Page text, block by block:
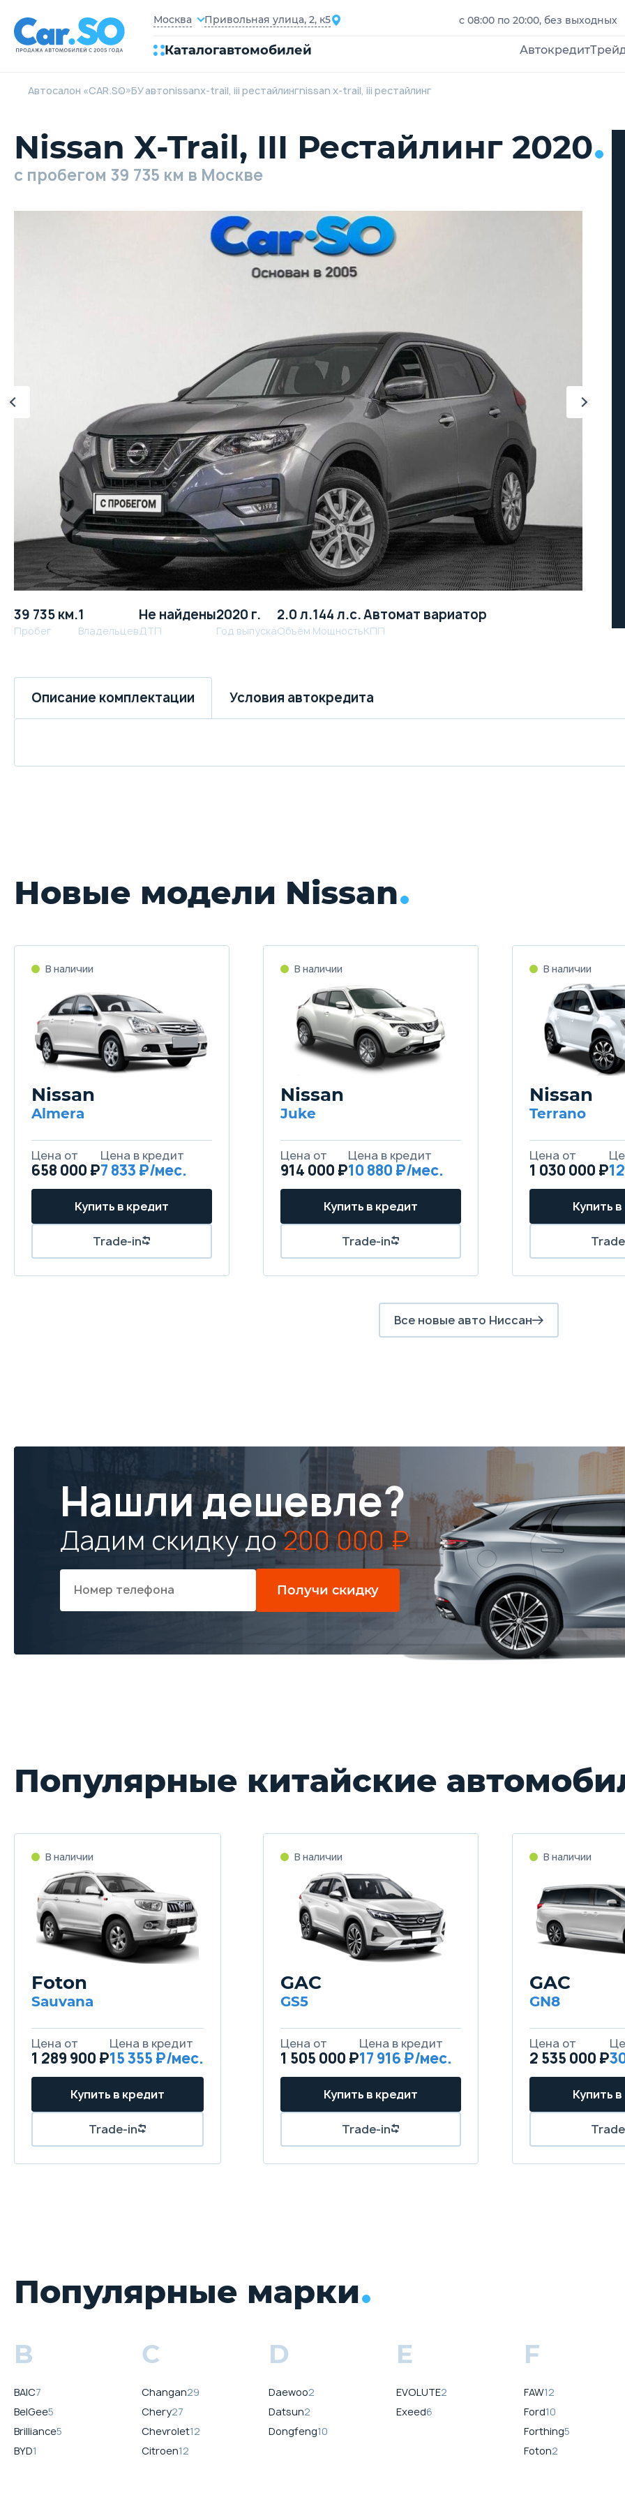
Москва Привольная улица, 2, к5 с 08:00 по 20:00, без выходных
Каталогавтомобилей Автокредит
Автосалон «CAR.SO»БУ автоnissanx-trail, iii рестайлингnissan x-trail, iii рестайлинг
Nissan X-Trail, III Рестайлинг 2020
c пробегом 39 735 км в Москве
39 735 км.
Пробег
1
Владельцев
Не найдены
ДТП
2020 г.
Год выпуска
2.0 л.
Объём
144 л.с.
Мощность
Автомат вариатор
КПП
Описание комплектации Условия автокредита
Новые модели Nissan
Nissan
Almera
658 000 ₽7 833
Nissan
Juke
914 000 ₽10 880
Nissan
Terrano
1 030 000 ₽
Все новые авто Ниссан
Нашли дешевле?
Дадим скидку до200 000 ₽
Получи скидку
Популярные китайские
Foton
Sauvana
1 289 900 ₽15 355
GAC
GS5
1 505 000 ₽17 916
GAC
GN8
2 535 000 ₽
Популярные марки
B
BAIC7
BelGee5
Brilliance5
BYD1
C
Changan29
Chery27
Chevrolet12
Citroen12
D
Daewoo2
Datsun2
Dongfeng10
E
EVOLUTE2
Exeed6
F
FAW12
Ford10
Forthing5
Foton2